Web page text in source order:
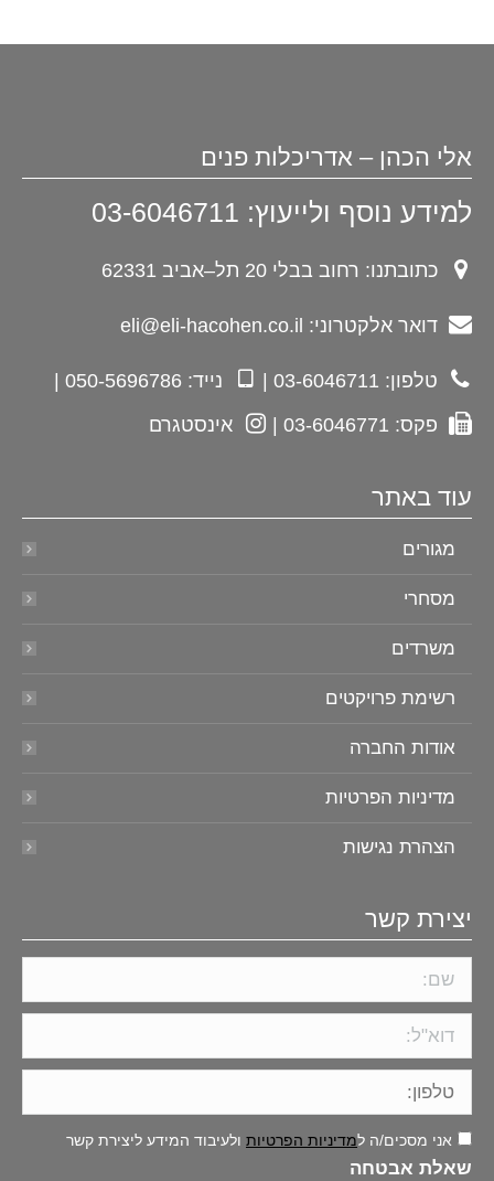
אלי הכהן – אדריכלות פנים
למידע נוסף ולייעוץ: 03-6046711
כתובתנו: רחוב בבלי 20 תל–אביב 62331
דואר אלקטרוני: eli@eli-hacohen.co.il
טלפון: 03-6046711 |
נייד: 050-5696786 |
פקס: 03-6046771 |
אינסטגרם
עוד באתר
מגורים
מסחרי
משרדים
רשימת פרויקטים
אודות החברה
מדיניות הפרטיות
הצהרת נגישות
יצירת קשר
אני מסכים/ה למדיניות הפרטיות ולעיבוד המידע ליצירת קשר
שאלת אבטחה